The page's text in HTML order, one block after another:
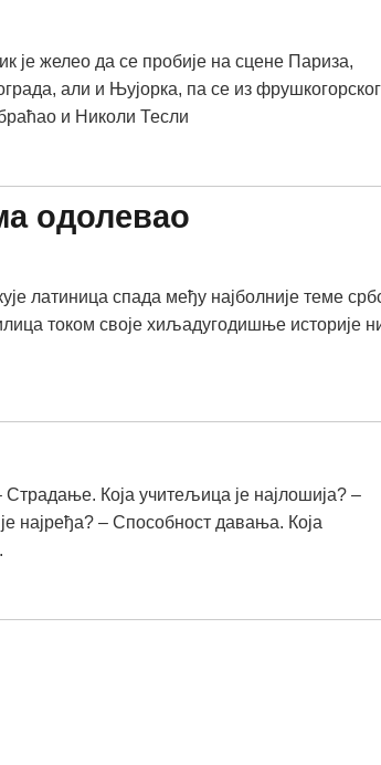
је желео да се пробије на сцене Париза,
али и Њујорка, па се из фрушкогорског
и Николи Тесли
одолевао
латиница спада међу најболније теме
током своје хиљадугодишње историје
Страдање. Која учитељица је најлошија? –
најређа? – Способност давања. Која